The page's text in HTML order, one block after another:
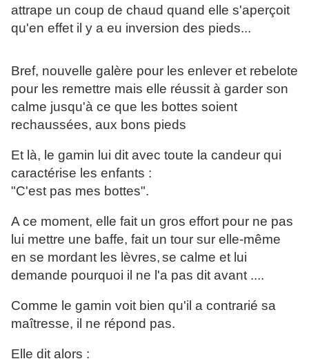
attrape un coup de chaud quand elle s'aperçoit
qu'en effet il y a eu inversion des pieds...
Bref, nouvelle galère pour les enlever et rebelote
pour les remettre mais elle réussit à garder son
calme jusqu'à ce que les bottes soient
rechaussées, aux bons pieds
Et là, le gamin lui dit avec toute la candeur qui
caractérise les enfants :
"C'est pas mes bottes".
A ce moment, elle fait un gros effort pour ne pas
lui mettre une baffe, fait un tour sur elle-même
en se mordant les lèvres,se calme et lui
demande pourquoi il ne l'a pas dit avant ....
Comme le gamin voit bien qu'il a contrarié sa
maîtresse, il ne répond pas.
Elle dit alors :